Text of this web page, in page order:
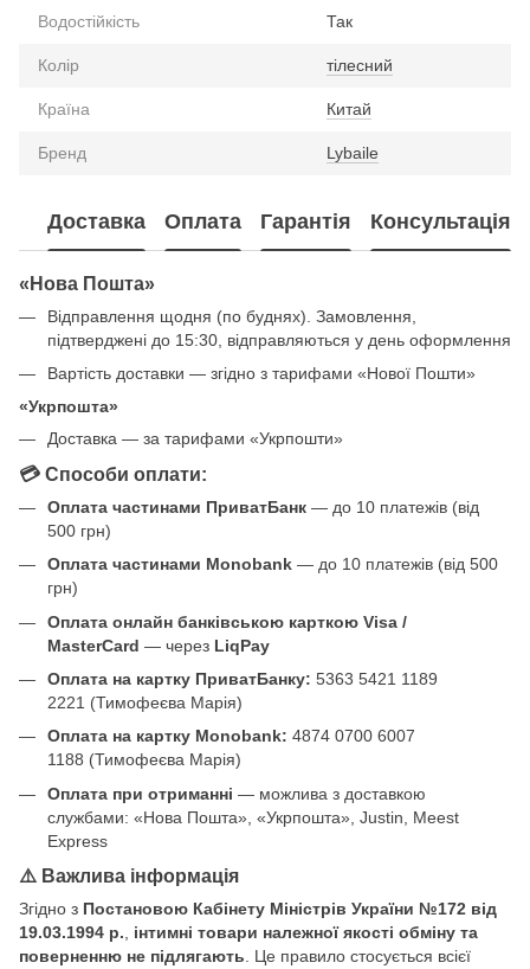
Водостійкість Так
Колір тілесний
Країна Китай
Бренд Lybaile
Доставка Оплата Гарантія Консультація
«Нова Пошта»
Відправлення щодня (по буднях). Замовлення,
підтверджені до 15:30, відправляються у день оформлення
Вартість доставки — згідно з тарифами «Нової Пошти»
«Укрпошта»
Доставка — за тарифами «Укрпошти»
💳 Способи оплати:
Оплата частинами ПриватБанк — до 10 платежів (від
500 грн)
Оплата частинами Monobank — до 10 платежів (від 500
грн)
Оплата онлайн банківською карткою Visa /
MasterCard — через LiqPay
Оплата на картку ПриватБанку: 5363 5421 1189
2221 (Тимофеєва Марія)
Оплата на картку Monobank: 4874 0700 6007
1188 (Тимофеєва Марія)
Оплата при отриманні — можлива з доставкою
службами: «Нова Пошта», «Укрпошта», Justin, Meest
Express
⚠️ Важлива інформація
Згідно з Постановою Кабінету Міністрів України №172 від
19.03.1994 р.
інтимні товари належної якості обміну та
поверненню не підлягають . Це правило стосується всієї